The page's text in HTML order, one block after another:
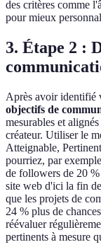
des critères comme
pour mieux
3. Étape 2 :
Après avoir identifié
objectifs de
mesurables et
créateur. Utiliser le
Atteignable,
pourriez, par
de followers de 20
site web d'ici la fin
que les projets de
24 % plus de
réévaluer
pertinents à mesure